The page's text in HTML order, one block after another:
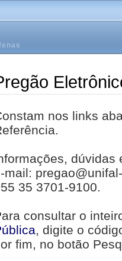
nos links
dúvidas
mail:
35 3701-9100.
consultar o
, digite o
fim, no botão